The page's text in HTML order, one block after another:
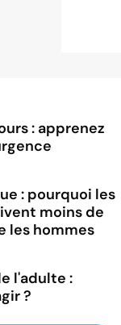
: apprenez
: pourquoi les
moins de
les hommes
l'adulte :
?